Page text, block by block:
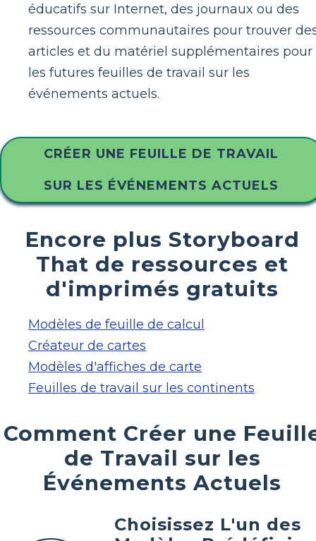
éducatifs sur Internet, des journaux ou des
ressources communautaires pour trouver
articles et du matériel supplémentaires pour
les futures feuilles de travail sur les
événements actuels.
CRÉER UNE FEUILLE DE TRAVAIL
SUR LES ÉVÉNEMENTS ACTUELS
Encore plus Storyboard
That de ressources et
d'imprimés gratuits
Modèles de feuille de calcul
Créateur de cartes
Modèles d'affiches de carte
Feuilles de travail sur les continents
Comment Créer une
de Travail sur les
Événements Actuels
Choisissez L'un des